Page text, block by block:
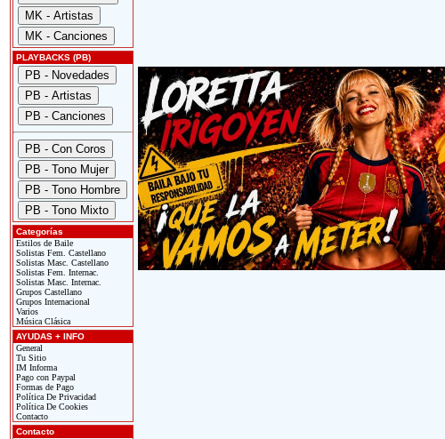
PLAYBACKS (PB)
Categorías
Estilos de Baile
Solistas Fem. Castellano
Solistas Masc. Castellano
Solistas Fem. Internac.
Solistas Masc. Internac.
Grupos Castellano
Grupos Internacional
Varios
Música Clásica
AYUDAS + INFO
General
Tu Sitio
IM Informa
Pago con Paypal
Formas de Pago
Política De Privacidad
Política De Cookies
Contacto
Contacto